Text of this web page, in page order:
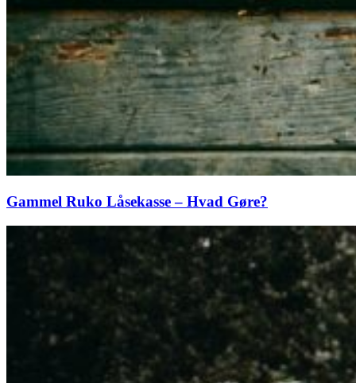
Gammel Ruko Låsekasse – Hvad Gøre?